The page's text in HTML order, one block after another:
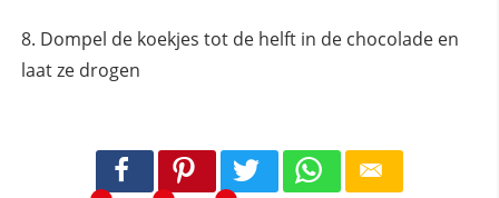
Dompel de koekjes tot de helft in de chocolade en
laat ze drogen